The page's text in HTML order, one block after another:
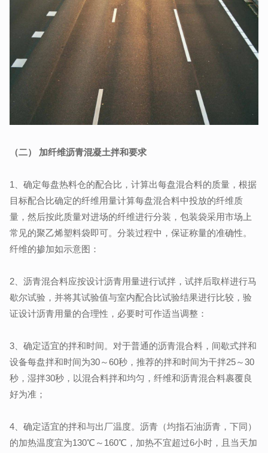
（二） 加纤维沥青混凝土拌和要求
1、确定每盘热料仓的配合比，计算出每盘混合料的质量，根据
目标配合比确定的纤维用量计算每盘混合料中投放的纤维质
量，然后按此质量对进场的纤维进行分装，包装袋采用市场上
常见的聚乙烯塑料袋即可。分装过程中，保证称量的准确性。
纤维的掺加如示意图：
2、沥青混合料应按设计沥青用量进行试拌，试拌后取样进行马
歇尔试验，并将其试验值与室内配合比试验结果进行比较，验
证设计沥青用量的合理性，必要时可作适当调整：
3、确定适宜的拌和时间。对于普通的沥青混合料，间歇式拌和
设备每盘拌和时间为30～60秒，推荐的拌和时间为干拌25～30
秒，湿拌30秒，以混合料拌和均匀，纤维和沥青混合料裹覆良
好为准；
4、确定适宜的拌和与出厂温度。沥青（均指石油沥青，下同）
的加热温度宜为130℃～160℃，加热不宜超过6小时，且当天加